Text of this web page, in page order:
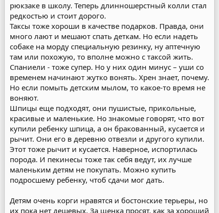
рюкзаке в школу. Теперь длинношерстный колли стал
редкостью и стоит дорого.
Таксы тоже хороши в качестве подарков. Правда, они
много лают и мешают спать деткам. Но если надеть
собаке на морду специальную резинку, ну аптечную
там или похожую, то вполне можно с таксой жить.
Спаниели - тоже супер. Но у них один минус – уши со
временем начинают жутко вонять. Хрен знает, почему.
Но если помыть детским мылом, то какое-то время не
воняют.
Шпицы еще подходят, они пушистые, прикольные,
красивые и маленькие. Но знакомые говорят, что вот
купили ребенку шпица, а он бракованный, кусается и
рычит. Они его в деревню отвезли и другого купили.
Этот тоже рычит и кусается. Наверное, испортилась
порода. И пекинесы тоже так себя ведут, их лучше
маленьким детям не покупать. Можно купить
подросшему ребенку, чтоб сдачи мог дать.
Детям очень корги нравятся и бостонские терьеры, но
их пока нет дешевых. За щенка просят, как за хороший